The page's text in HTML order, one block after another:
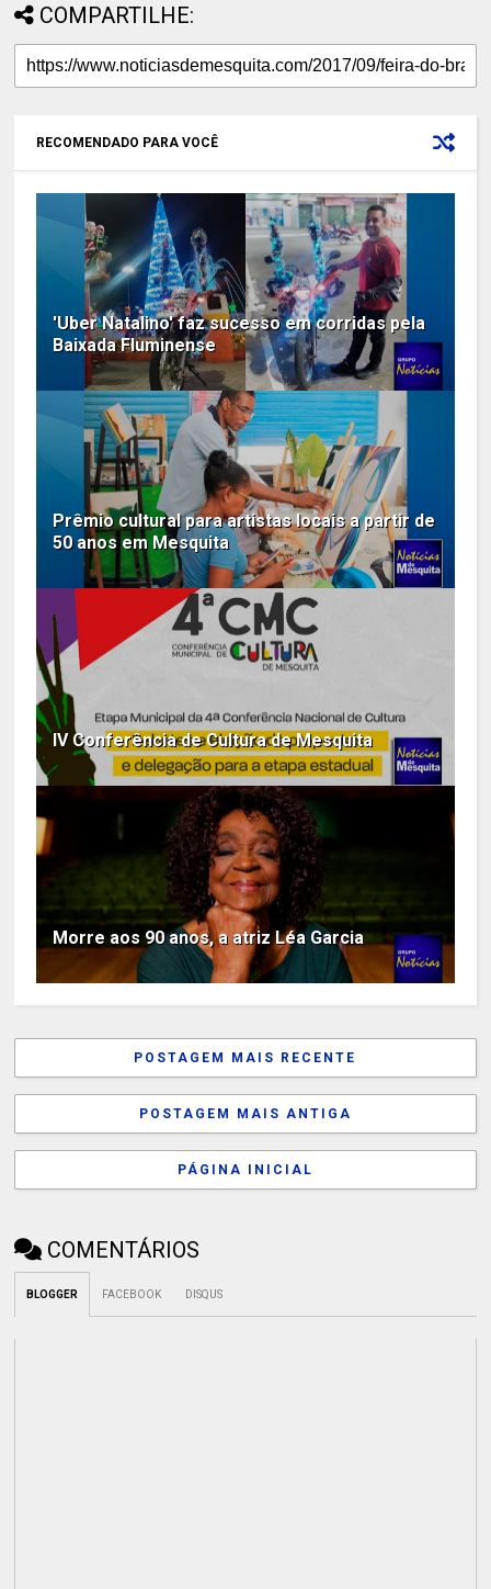
COMPARTILHE:
RECOMENDADO PARA VOCÊ
'Uber Natalino' faz sucesso em corridas pela
Baixada Fluminense
Prêmio cultural para artistas locais a partir de
50 anos em Mesquita
IV Conferência de Cultura de Mesquita
Morre aos 90 anos, a atriz Léa Garcia
POSTAGEM MAIS RECENTE
POSTAGEM MAIS ANTIGA
PÁGINA INICIAL
COMENTÁRIOS
BLOGGER FACEBOOK DISQUS